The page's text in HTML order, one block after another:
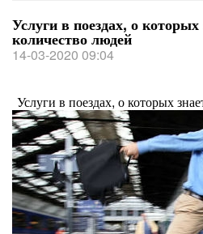
Услуги в поездах, о которых
количество людей
14-03-2020 09:04
Услуги в поездах, о которых